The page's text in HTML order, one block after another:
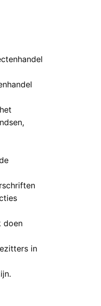
doen
in